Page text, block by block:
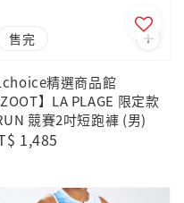
售完
精選商品館
ZOOT】LA PLAGE 限定款
競賽2吋短跑褲 (男)
1,485